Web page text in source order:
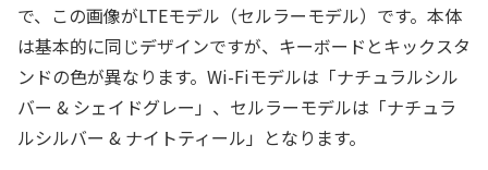
で、この画像がLTEモデル（セルラーモデル）です。本体
は基本的に同じデザインですが、キーボードとキックスタ
ンドの色が異なります。Wi-Fiモデルは「ナチュラルシル
バー & シェイドグレー」、セルラーモデルは「ナチュラ
ルシルバー & ナイトティール」となります。